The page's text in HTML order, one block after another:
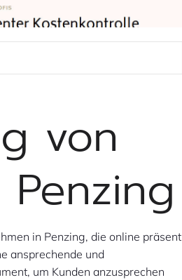
von
in Penzing, die online präsent
ansprechende und
um Kunden anzusprechen